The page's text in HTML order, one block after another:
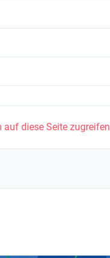
diese Seite